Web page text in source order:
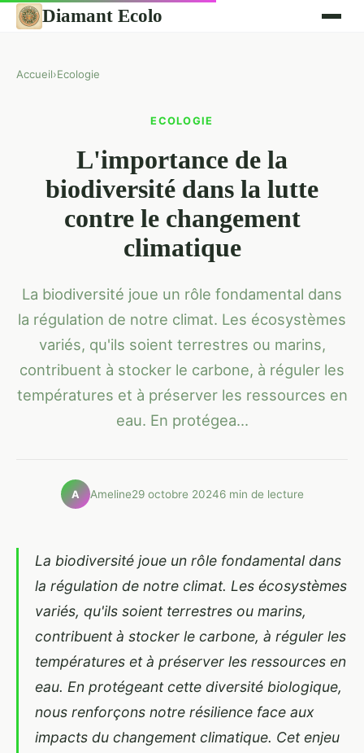
Diamant Ecolo
Accueil›Ecologie
ECOLOGIE
L'importance de la
biodiversité dans la lutte
contre le changement
climatique
La biodiversité joue un rôle fondamental dans
la régulation de notre climat. Les écosystèmes
variés, qu'ils soient terrestres ou marins,
contribuent à stocker le carbone, à réguler les
températures et à préserver les ressources en
eau. En protégea...
A Ameline29 octobre 20246 min de lecture
La biodiversité joue un rôle fondamental dans
la régulation de notre climat. Les écosystèmes
variés, qu'ils soient terrestres ou marins,
contribuent à stocker le carbone, à réguler les
températures et à préserver les ressources en
eau. En protégeant cette diversité biologique,
nous renforçons notre résilience face aux
impacts du changement climatique. Cet enjeu